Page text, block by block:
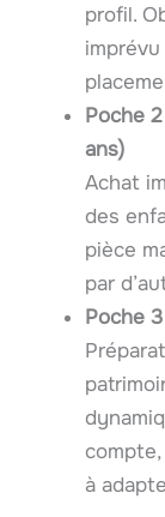
profil.
Poche
ans)
Achat
des
pièce
par
Poche
à